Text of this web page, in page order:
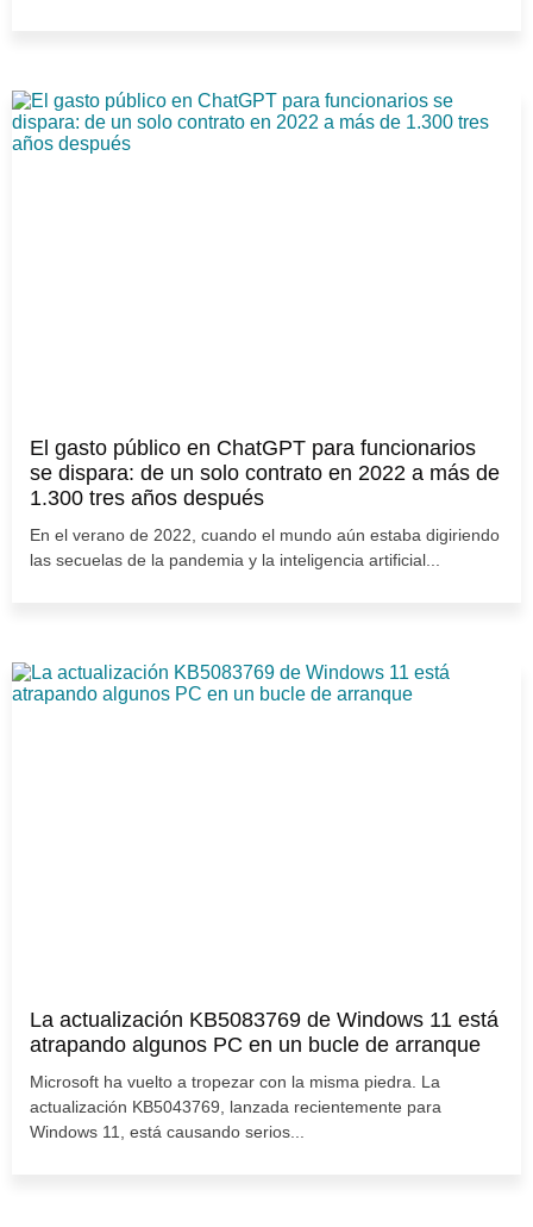
El gasto público en ChatGPT para funcionarios
se dispara: de un solo contrato en 2022 a más de
1.300 tres años después
En el verano de 2022, cuando el mundo aún estaba digiriendo
las secuelas de la pandemia y la inteligencia artificial...
La actualización KB5083769 de Windows 11 está
atrapando algunos PC en un bucle de arranque
Microsoft ha vuelto a tropezar con la misma piedra. La
actualización KB5043769, lanzada recientemente para
Windows 11, está causando serios...